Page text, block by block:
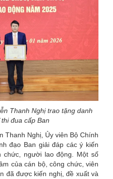
Thanh Nghị trao tặng danh
đua cấp Ban
Thanh Nghị, Ủy viên Bộ Chính
đạo Ban giải đáp các ý kiến
chức, người lao động. Một số
của cán bộ, công chức, viên
đã được kiến nghị, đề xuất và